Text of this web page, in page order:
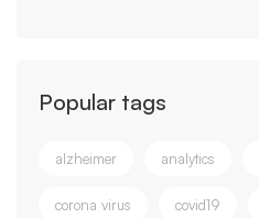
Popular tags
alzheimer analytics
corona virus covid19